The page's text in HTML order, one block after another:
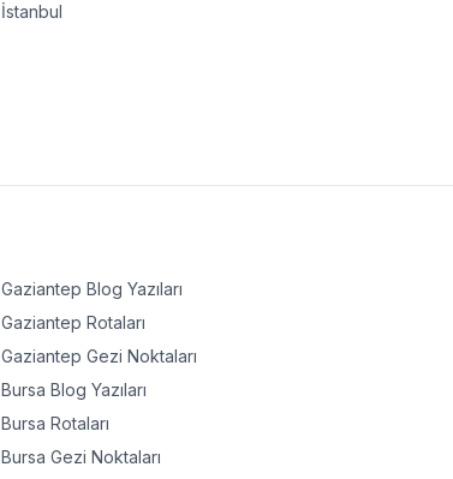
İstanbul
Gaziantep Blog Yazıları
Gaziantep Rotaları
Gaziantep Gezi Noktaları
Bursa Blog Yazıları
Bursa Rotaları
Bursa Gezi Noktaları